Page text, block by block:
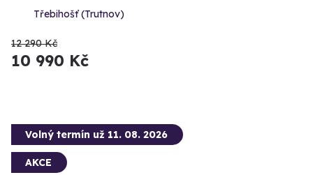
Třebihošť (Trutnov)
12 290 Kč
10 990 Kč
Volný termín už 11. 08. 2026
AKCE